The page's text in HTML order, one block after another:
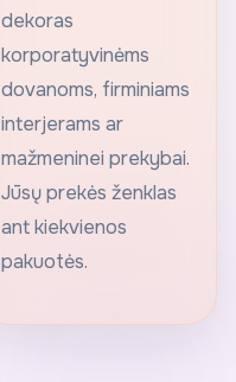
dekoras
korporatyvinėms
dovanoms, firminiams
interjerams ar
mažmeninei prekybai.
Jūsų prekės ženklas
ant kiekvienos
pakuotės.